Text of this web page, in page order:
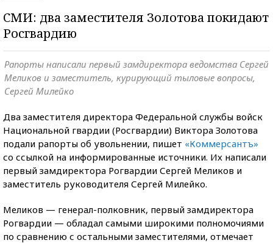
СМИ: два заместителя Золотова покидают
Росгвардию
Рапорты написали первый замдиректора ведомства Сергей
Меликов и заместитель, курирующий тыловые вопросы,
Сергей Милейко
Два заместителя директора Федеральной службы войск
Национальной гвардии (Росгвардии) Виктора Золотова
подали рапорты об увольнении, пишет «Коммерсантъ»
со ссылкой на информированные источники. Их написали
первый замдиректора Рогвардии Сергей Меликов и
заместитель руководителя Сергей Милейко.
Меликов — генерал-полковник, первый замдиректора
Рогвардии — обладал самыми широкими полномочиями
по сравнению с остальными заместителями, отмечает